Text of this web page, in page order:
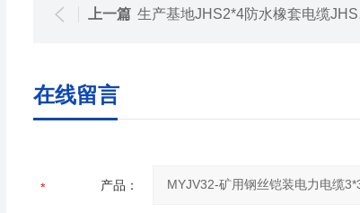
上一篇 生产基地JHS2*4防水橡套电缆JHS2*6防水电缆线价格
在线留言
产品：